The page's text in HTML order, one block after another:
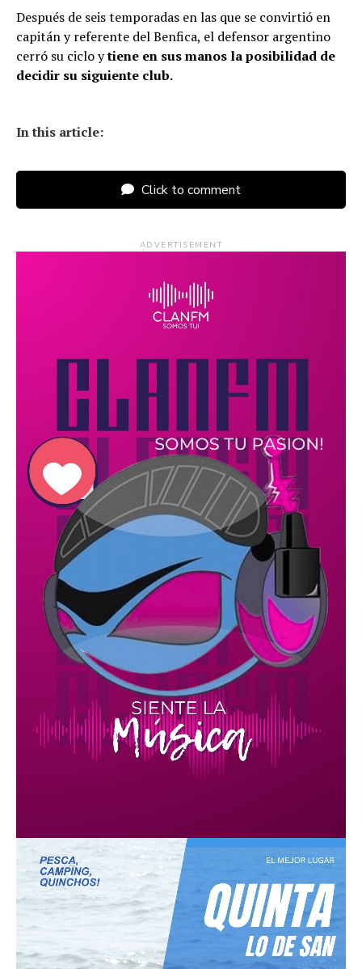
Después de seis temporadas en las que se convirtió en
capitán y referente del Benfica, el defensor argentino
cerró su ciclo ytiene en sus manos la posibilidad de
decidir su siguiente club.
In this article:
Click to comment
ADVERTISEMENT